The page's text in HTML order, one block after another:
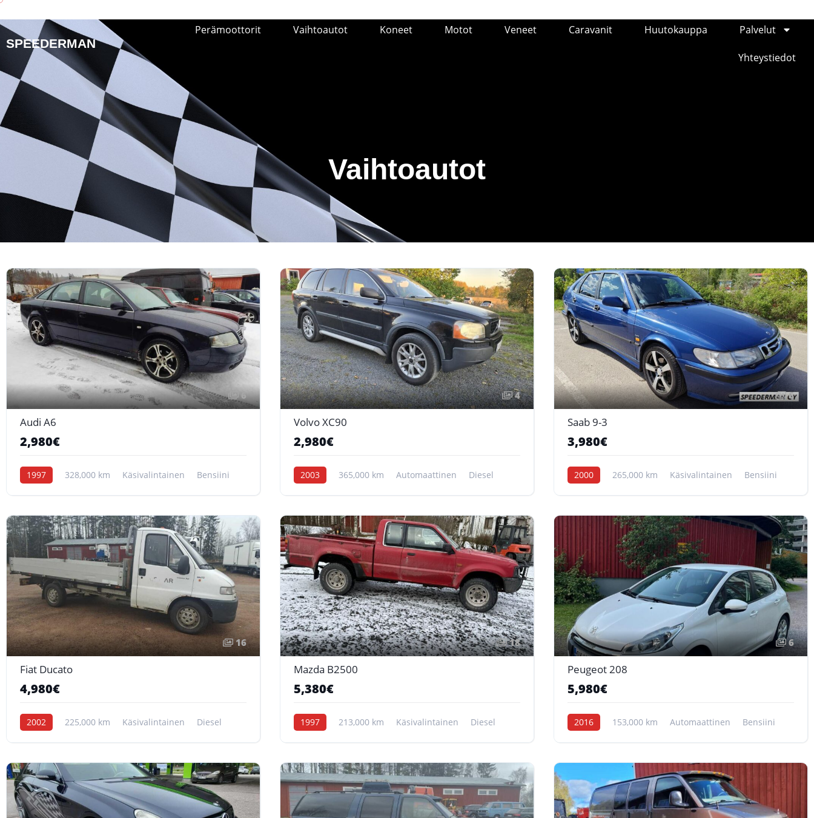
SPEEDERMAN
Perämoottorit Vaihtoautot Koneet Motot Veneet Caravanit Huutokauppa Palvelut
Yhteystiedot
Vaihtoautot
6
Audi A6
2,980€
1997 328,000 km Käsivalintainen Bensiini
4
Volvo XC90
2,980€
2003 365,000 km Automaattinen Diesel
6
Saab 9-3
3,980€
2000 265,000 km Käsivalintainen Bensiini
16
Fiat Ducato
4,980€
2002 225,000 km Käsivalintainen Diesel
18
Mazda B2500
5,380€
1997 213,000 km Käsivalintainen Diesel
6
Peugeot 208
5,980€
2016 153,000 km Automaattinen Bensiini